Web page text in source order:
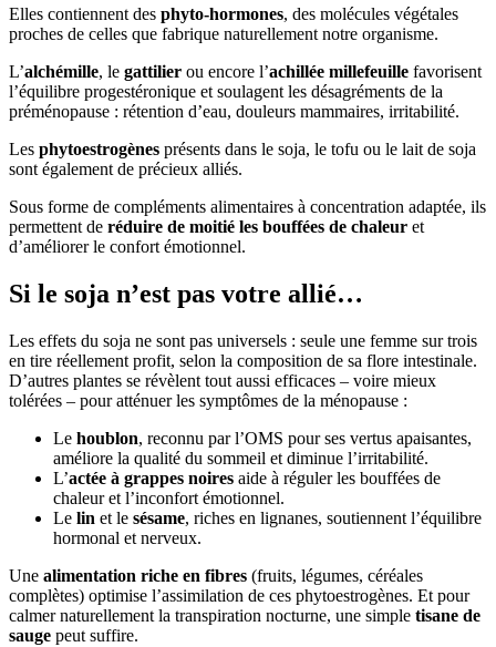
Elles contiennent des phyto-hormones, des molécules végétales
proches de celles que fabrique naturellement notre organisme.
L’alchémille, le gattilier ou encore l’achillée millefeuille favorisent
l’équilibre progestéronique et soulagent les désagréments de la
préménopause : rétention d’eau, douleurs mammaires, irritabilité.
Les phytoestrogènes présents dans le soja, le tofu ou le lait de soja
sont également de précieux alliés.
Sous forme de compléments alimentaires à concentration adaptée, ils
permettent de réduire de moitié les bouffées de chaleur et
d’améliorer le confort émotionnel.
Si le soja n’est pas votre allié…
Les effets du soja ne sont pas universels : seule une femme sur trois
en tire réellement profit, selon la composition de sa flore intestinale.
D’autres plantes se révèlent tout aussi efficaces – voire mieux
tolérées – pour atténuer les symptômes de la ménopause :
Le houblon, reconnu par l’OMS pour ses vertus apaisantes,
améliore la qualité du sommeil et diminue l’irritabilité.
L’actée à grappes noires aide à réguler les bouffées de
chaleur et l’inconfort émotionnel.
Le lin et le sésame, riches en lignanes, soutiennent l’équilibre
hormonal et nerveux.
Une alimentation riche en fibres (fruits, légumes, céréales
complètes) optimise l’assimilation de ces phytoestrogènes. Et pour
calmer naturellement la transpiration nocturne, une simple tisane de
sauge peut suffire.